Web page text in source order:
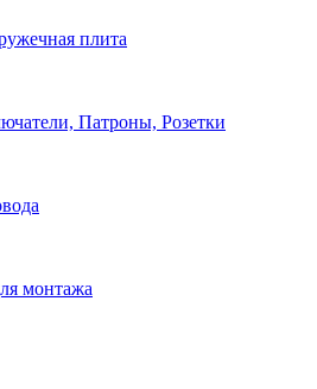
плита
Патроны, Розетки
монтажа